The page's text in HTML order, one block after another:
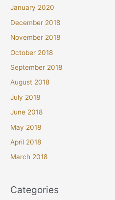
January 2020
December 2018
November 2018
October 2018
September 2018
August 2018
July 2018
June 2018
May 2018
April 2018
March 2018
Categories